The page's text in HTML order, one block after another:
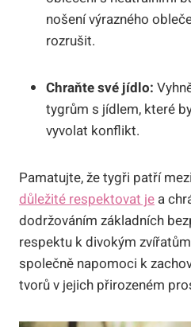
nošení výrazného
rozrušit.
Chraňte své jídlo:
tygrům s jídlem, které
vyvolat konflikt.
Pamatujte, že tygři patří
důležité respektovat je a
dodržováním základních
respektu k divokým
společně napomoci k
tvorů v jejich přirozeném